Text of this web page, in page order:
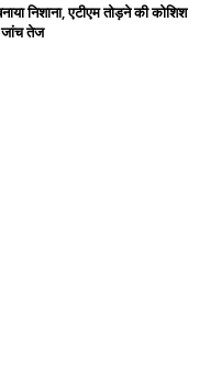
निशाना, एटीएम तोड़ने की कोशिश
तेज